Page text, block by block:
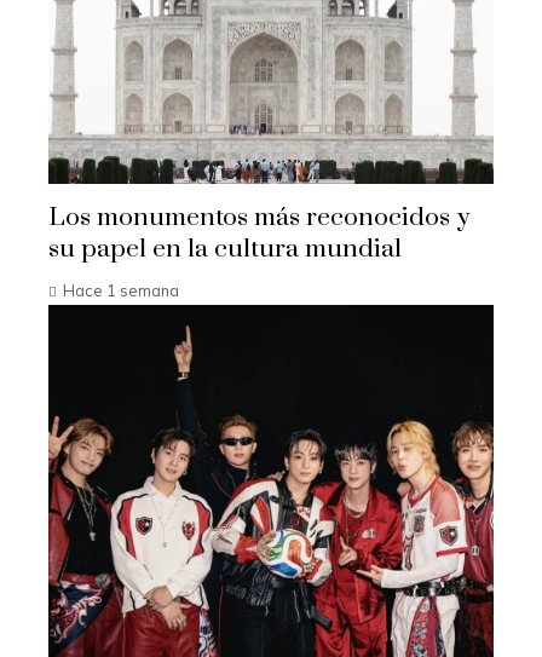
Los monumentos más reconocidos y
su papel en la cultura mundial
Hace 1 semana